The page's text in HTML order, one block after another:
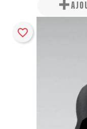
favorite_border